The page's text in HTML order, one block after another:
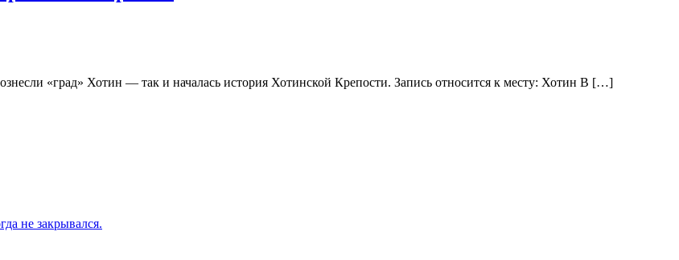
«град» Хотин — так и началась история Хотинской Крепости. Запись относится к месту: Хотин В […]
не закрывался.